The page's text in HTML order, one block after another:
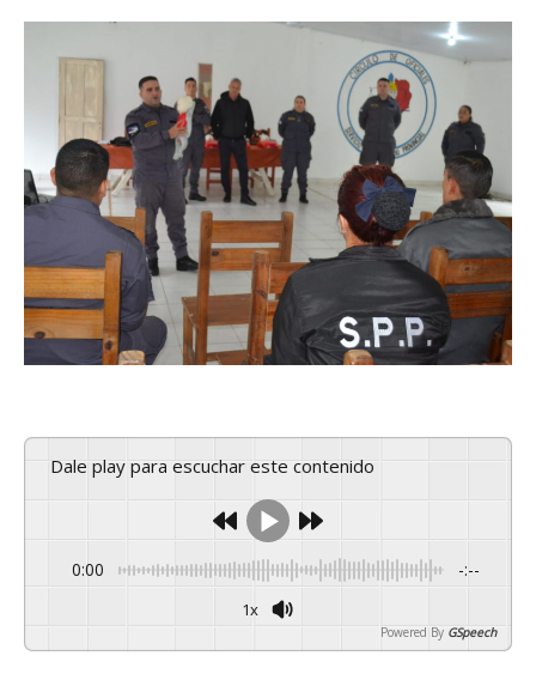
Dale play para escuchar este contenido
0:00 -:--
1x
Powered By GSpeech